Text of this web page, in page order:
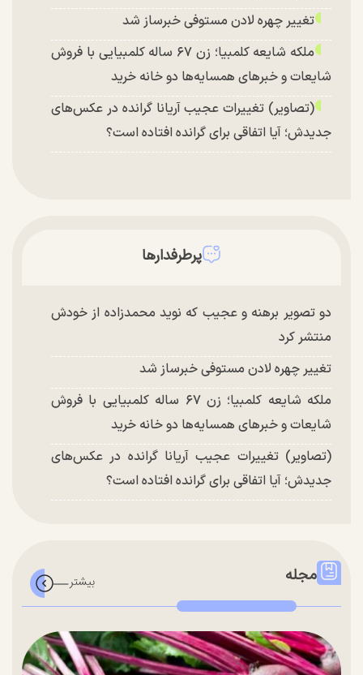
تغییر چهره لادن مستوفی خبرساز شد
ملکه شایعه کلمبیا؛ زن ۶۷ ساله کلمبیایی با فروش
شایعات و خبر‌های همسایه‌ها دو خانه خرید
(تصاویر) تغییرات عجیب آریانا گرانده در عکس‌های
جدیدش؛ آیا اتفاقی برای گرانده افتاده است؟
پرطرفدارها
دو تصویر برهنه و عجیب که نوید محمدزاده از خودش
منتشر کرد
تغییر چهره لادن مستوفی خبرساز شد
ملکه شایعه کلمبیا؛ زن ۶۷ ساله کلمبیایی با فروش
شایعات و خبر‌های همسایه‌ها دو خانه خرید
(تصاویر) تغییرات عجیب آریانا گرانده در عکس‌های
جدیدش؛ آیا اتفاقی برای گرانده افتاده است؟
مجله